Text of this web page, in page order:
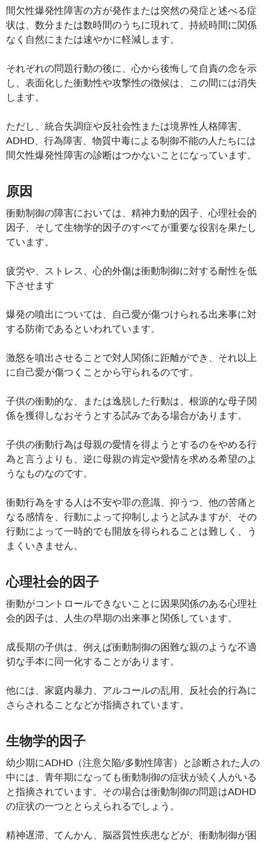
間欠性爆発性障害の方が発作または突然の発症と述べる症
状は、数分または数時間のうちに現れて、持続時間に関係
なく自然にまたは速やかに軽減します。
それぞれの問題行動の後に、心から後悔して自責の念を示
し、表面化した衝動性や攻撃性の徴候は、この間には消失
します。
ただし、統合失調症や反社会性または境界性人格障害、
ADHD、行為障害、物質中毒による制御不能の人たちには
間欠性爆発性障害の診断はつかないことになっています。
原因
衝動制御の障害においては、精神力動的因子、心理社会的
因子、そして生物学的因子のすべてが重要な役割を果たし
ています。
疲労や、ストレス、心的外傷は衝動制御に対する耐性を低
下させます
爆発の噴出については、自己愛が傷つけられる出来事に対
する防衛であるといわれています。
激怒を噴出させることで対人関係に距離ができ、それ以上
に自己愛が傷つくことから守られるのです。
子供の衝動的な、または逸脱した行動は、根源的な母子関
係を獲得しなおそうとする試みである場合があります。
子供の衝動行為は母親の愛情を得ようとするのをやめる行
為と言うよりも、逆に母親の肯定や愛情を求める希望のよ
うなものなのです。
衝動行為をする人は不安や罪の意識、抑うつ、他の苦痛と
なる感情を、行動によって抑制しようと試みますが、その
行動によって一時的でも開放を得られることは難しく、う
まくいきません。
心理社会的因子
衝動がコントロールできないことに因果関係のある心理社
会的因子は、人生の早期の出来事と関係しています。
成長期の子供は、例えば衝動制御の困難な親のような不適
切な手本に同一化することがあります。
他には、家庭内暴力、アルコールの乱用、反社会的行為に
さらされることなどが指摘されています。
生物学的因子
幼少期にADHD（注意欠陥/多動性障害）と診断された人の
中には、青年期になっても衝動制御の症状が続く人がいる
と指摘されています。その場合は衝動制御の問題はADHD
の症状の一つととらえられるでしょう。
精神遅滞、てんかん、脳器質性疾患などが、衝動制御が困